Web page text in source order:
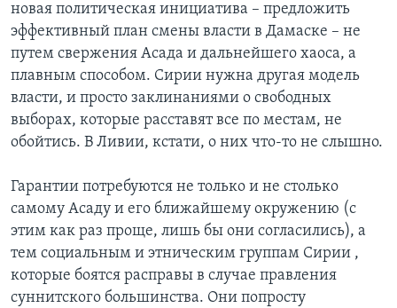
новая политическая инициатива – предложить
эффективный план смены власти в Дамаске – не
путем свержения Асада и дальнейшего хаоса, а
плавным способом. Сирии нужна другая модель
власти, и просто заклинаниями о свободных
выборах, которые расставят все по местам, не
обойтись. В Ливии, кстати, о них что-то не слышно.
Гарантии потребуются не только и не столько
самому Асаду и его ближайшему окружению (с
этим как раз проще, лишь бы они согласились), а
тем социальным и этническим группам Сирии ,
которые боятся расправы в случае правления
суннитского большинства. Они попросту